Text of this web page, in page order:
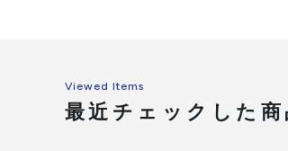
Viewed Items
最近チェックした商